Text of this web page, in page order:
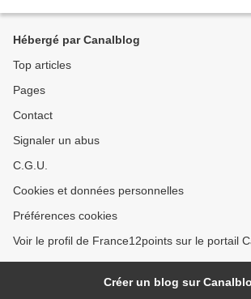
Hébergé par Canalblog
Top articles
Pages
Contact
Signaler un abus
C.G.U.
Cookies et données personnelles
Préférences cookies
Voir le profil de France12points sur le portail
Créer un blog sur